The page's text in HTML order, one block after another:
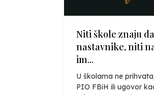
Niti škole znaju
nastavnike, niti
im...
U školama ne
PIO FBiH ili ugovor